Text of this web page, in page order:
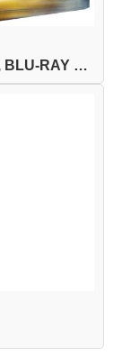
Marty Supreme actuellement en DVD, BLU-RAY et BL...